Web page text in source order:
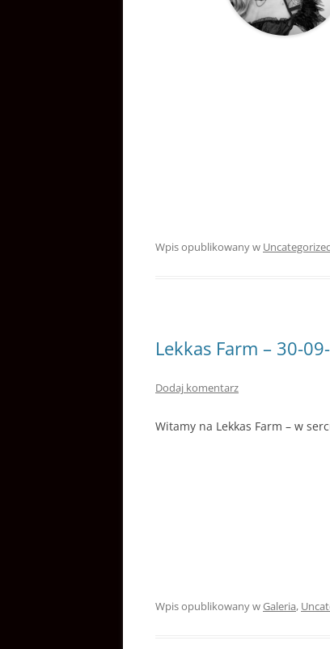
Wpis opublikowany w
Lekkas Farm – 30-
Dodaj komentarz
Witamy na Lekkas Farm – w
Wpis opublikowany wGaleria,